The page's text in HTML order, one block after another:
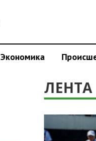
Экономика